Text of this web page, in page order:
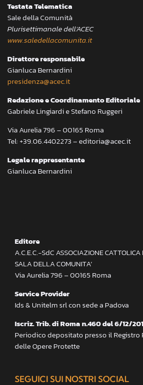
Testata Telematica
Sale della Comunità
Plurisettimanale dell’ACEC
www.saledellacomunita.it
Direttore responsabile
Gianluca Bernardini
presidenza@acec.it
Redazione e Coordinamento Editoriale
Gabriele Lingiardi e Stefano Ruggeri
Via Aurelia 796 – 00165 Roma
Tel: +39.06.4402273 – editoria@acec.it
Legale rappresentante
Gianluca Bernardini
Editore
A.C.E.C.-SdC ASSOCIAZIONE
SALA DELLA COMUNITA’
Via Aurelia 796 – 00165 Roma
Service Provider
Ids & Unitelm srl con sede a Padova
Iscriz. Trib. di Roma n.460 del 6/12/
Periodico depositato presso il Registro
delle Opere Protette
SEGUICI SUI NOSTRI SOCIAL